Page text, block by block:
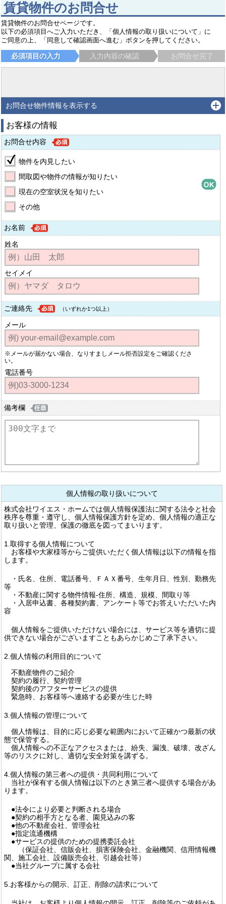
賃貸物件のお問合せ
賃貸物件のお問合せページです。
以下の必須項目へご入力いただき、「個人情報の取り扱いについて」に
ご同意の上、「同意して確認画面へ進む」ボタンを押してください。
必須項目の入力 入力内容の確認 お問合せ完了
お問合せ物件情報を表示する
お客様の情報
お問合せ内容
物件を内見したい
間取図や物件の情報が知りたい
現在の空室状況を知りたい
その他
お名前
姓名
セイメイ
ご連絡先 （いずれか1つ以上）
メール
※メールが届かない場合、なりすましメール拒否設定をご確認くださ
い。
電話番号
備考欄
個人情報の取り扱いについて
株式会社ワイエス・ホームでは個人情報保護法に関する法令と社会
秩序を尊重・遵守し、個人情報保護方針を定め、個人情報の適正な
取り扱いと管理、保護の徹底を図ってまいります。
1.取得する個人情報について
お客様や大家様等からご提供いただく個人情報は以下の情報を指
します。
・氏名、住所、電話番号、ＦＡＸ番号、生年月日、性別、勤務先
等
・不動産に関する物件情報-住所、構造、規模、間取り等
・入居申込書、各種契約書、アンケート等でお答えいただいた内
容
個人情報をご提供いただけない場合には、サービス等を適切に提
供できない場合がございますこともあらかじめご了承下さい。
2.個人情報の利用目的について
不動産物件のご紹介
契約の履行、契約管理
契約後のアフターサービスの提供
緊急時、お客様等へ連絡する必要が生じた時
3.個人情報の管理について
個人情報は、目的に応じ必要な範囲内において正確かつ最新の状
態で保管する。
個人情報への不正なアクセスまたは、紛失、漏洩、破壊、改ざん
等のリスクに対し、適切な安全対策を講ずる。
4.個人情報の第三者への提供・共同利用について
当社が保有する個人情報は以下のとき第三者へ提供する場合があ
ります。
●法令により必要と判断される場合
●契約の相手方となる者、園見込みの客
●他の不動産会社、管理会社
●指定流通機構
●サービスの提供のための提携委託会社
（保証会社、信販会社、損害保険会社、金融機関、信用情報機
関、施工会社、設備販売会社、引越会社等）
●当社グループに属する会社
5.お客様からの開示、訂正、削除の請求について